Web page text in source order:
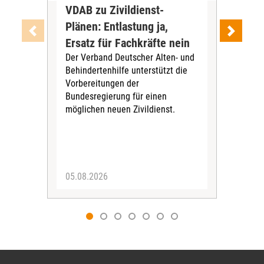
VDAB zu Zivildienst-
Plänen: Entlastung ja,
Ersatz für Fachkräfte nein
Der Verband Deutscher Alten- und
Behindertenhilfe unterstützt die
Vorbereitungen der
Bundesregierung für einen
möglichen neuen Zivildienst.
05.08.2026